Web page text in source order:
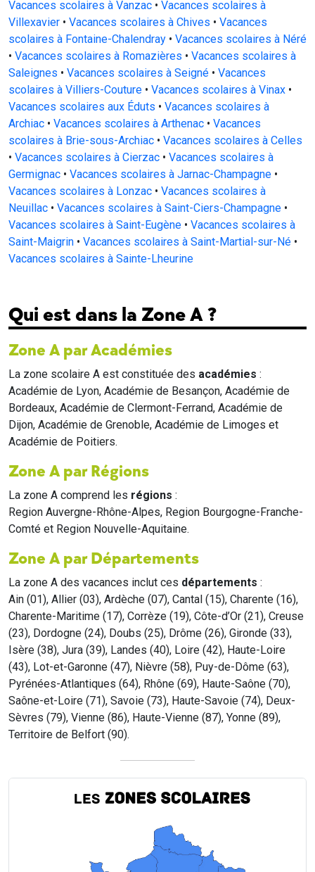
Vacances scolaires à Vanzac • Vacances scolaires à
Villexavier • Vacances scolaires à Chives • Vacances
scolaires à Fontaine-Chalendray • Vacances scolaires à Néré
• Vacances scolaires à Romazières • Vacances scolaires à
Saleignes • Vacances scolaires à Seigné • Vacances
scolaires à Villiers-Couture • Vacances scolaires à Vinax •
Vacances scolaires aux Éduts • Vacances scolaires à
Archiac • Vacances scolaires à Arthenac • Vacances
scolaires à Brie-sous-Archiac • Vacances scolaires à Celles
• Vacances scolaires à Cierzac • Vacances scolaires à
Germignac • Vacances scolaires à Jarnac-Champagne •
Vacances scolaires à Lonzac • Vacances scolaires à
Neuillac • Vacances scolaires à Saint-Ciers-Champagne •
Vacances scolaires à Saint-Eugène • Vacances scolaires à
Saint-Maigrin • Vacances scolaires à Saint-Martial-sur-Né •
Vacances scolaires à Sainte-Lheurine
Qui est dans la Zone A ?
Zone A par Académies
La zone scolaire A est constituée des académies :
Académie de Lyon, Académie de Besançon, Académie de
Bordeaux, Académie de Clermont-Ferrand, Académie de
Dijon, Académie de Grenoble, Académie de Limoges et
Académie de Poitiers.
Zone A par Régions
La zone A comprend les régions :
Region Auvergne-Rhône-Alpes, Region Bourgogne-Franche-
Comté et Region Nouvelle-Aquitaine.
Zone A par Départements
La zone A des vacances inclut ces départements :
Ain (01), Allier (03), Ardèche (07), Cantal (15), Charente (16),
Charente-Maritime (17), Corrèze (19), Côte-d’Or (21), Creuse
(23), Dordogne (24), Doubs (25), Drôme (26), Gironde (33),
Isère (38), Jura (39), Landes (40), Loire (42), Haute-Loire
(43), Lot-et-Garonne (47), Nièvre (58), Puy-de-Dôme (63),
Pyrénées-Atlantiques (64), Rhône (69), Haute-Saône (70),
Saône-et-Loire (71), Savoie (73), Haute-Savoie (74), Deux-
Sèvres (79), Vienne (86), Haute-Vienne (87), Yonne (89),
Territoire de Belfort (90).